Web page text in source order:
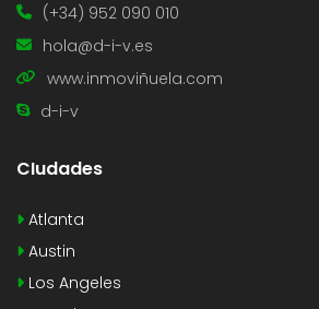
(+34) 952 090 010
hola@d-i-v.es
www.inmoviñuela.com
d-i-v
CIudades
Atlanta
Austin
Los Angeles